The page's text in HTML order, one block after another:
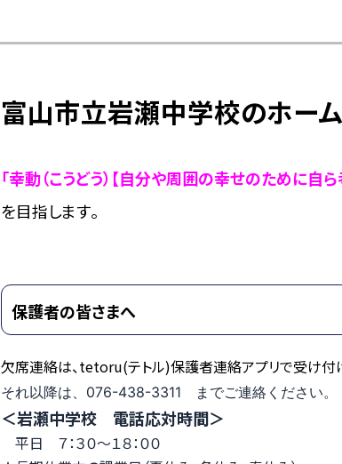
富山市立岩瀬中学校のホーム
「幸動（こうどう）【自分や周囲の幸せのために自ら
を目指します。
保護者の皆さまへ
欠席連絡は、tetoru(テトル)保護者連絡アプリで受け付
それ以降は、076-438-3311
までご連絡ください。
＜岩瀬中学校 電話応対時間＞
平日 ７：３０～１８：００